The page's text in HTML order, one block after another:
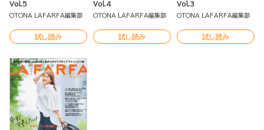
Vol.5
OTONA LAFARFA編集部
試し読み
Vol.4
OTONA LAFARFA編集部
試し読み
Vol.3
OTONA LAFARFA編集部
試し読み